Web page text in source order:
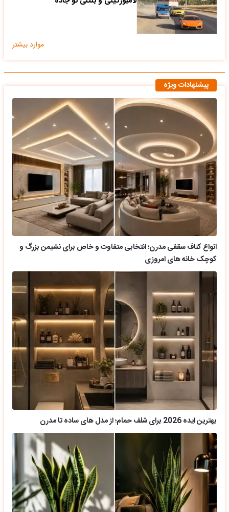
انواع کناف سقفی مدرن؛ انتخابی متفاوت و خاص برای نشیمن بزرگ و
کوچک خانه های امروزی
بهترین ایده 2026 برای شلف حمام؛ از مدل های ساده تا مدرن